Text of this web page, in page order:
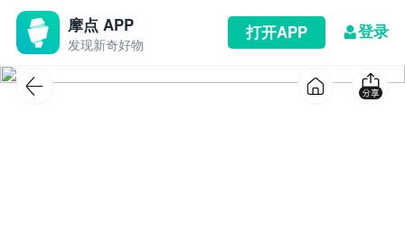
摩点 APP
发现新奇好物
打开APP 登录